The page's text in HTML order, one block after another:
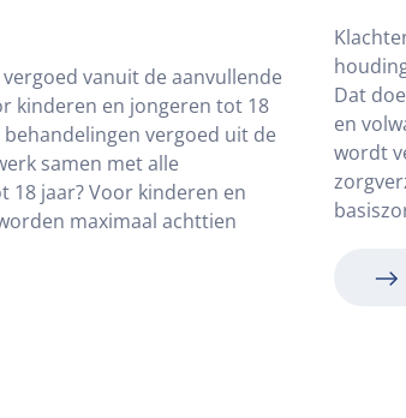
vanuit de aanvullende
kinderen en jongeren tot 18
vergoed uit de
samen met alle
18 jaar? Voor kinderen en
maximaal achttien
Dat
en
wordt